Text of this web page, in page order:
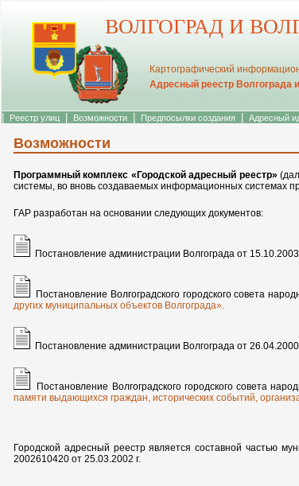
ВОЛГОГРАД И
Картографический
Адресный реестр Волгограда
Реестр улиц Возможности Предпосылки создания Адресный
Возможности
Программный комплекс «Городской адресный реестр»
системы, во вновь создаваемых информационных системах
ГАР разработан на основании следующих документов:
Постановление администрации Волгограда от
Постановление Волгоградского городского совета
других муниципальных объектов Волгограда».
Постановление администрации Волгограда от
Постановление Волгоградского городского совета
памяти выдающихся граждан, исторических событий,
Городской адресный реестр является составной частью
2002610420 от 25.03.2002 г.